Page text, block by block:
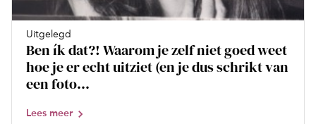
Uitgelegd
Ben ík dat?! Waarom je zelf niet goed weet
hoe je er echt uitziet (en je dus schrikt van
een foto...
Lees meer